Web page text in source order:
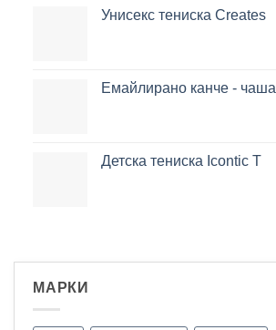
Унисекс тениска Creates
Емайлирано канче - чаша
Детска тениска Icontic T
МАРКИ